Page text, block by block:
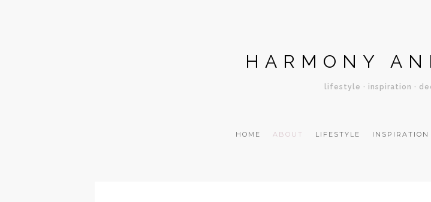
HARMONY
lifestyle · inspiration ·
HOME ABOUT LIFESTYLE INSPIRATION